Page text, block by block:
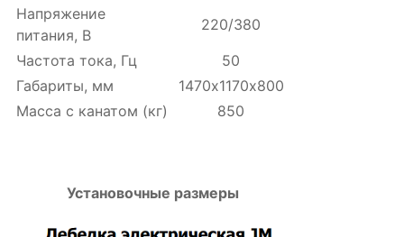
Напряжение
питания, В
220/380
Частота тока, Гц
50
Габариты, мм
1470х1170х800
Масса с канатом (кг)
850
Установочные размеры